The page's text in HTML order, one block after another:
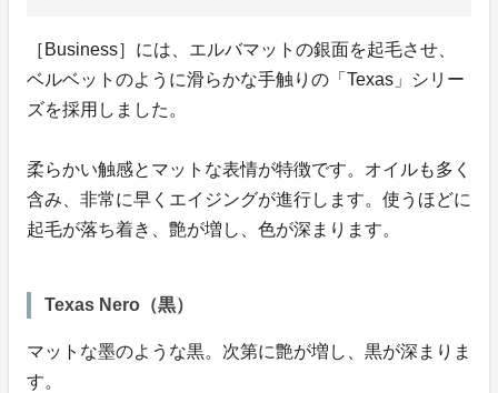
［Business］には、エルバマットの銀面を起毛させ、
ベルベットのように滑らかな手触りの「Texas」シリー
ズを採用しました。
柔らかい触感とマットな表情が特徴です。オイルも多く
含み、非常に早くエイジングが進行します。使うほどに
起毛が落ち着き、艶が増し、色が深まります。
Texas Nero（黒）
マットな墨のような黒。次第に艶が増し、黒が深まりま
す。